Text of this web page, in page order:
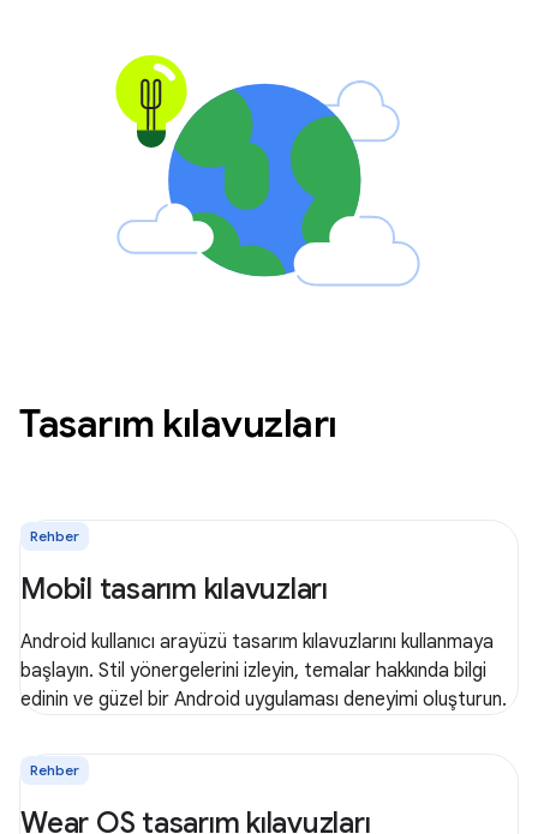
Tasarım kılavuzları
Rehber
Mobil tasarım kılavuzları
Android kullanıcı arayüzü tasarım kılavuzlarını kullanmaya
başlayın. Stil yönergelerini izleyin, temalar hakkında bilgi
edinin ve güzel bir Android uygulaması deneyimi oluşturun.
Rehber
Wear OS tasarım kılavuzları